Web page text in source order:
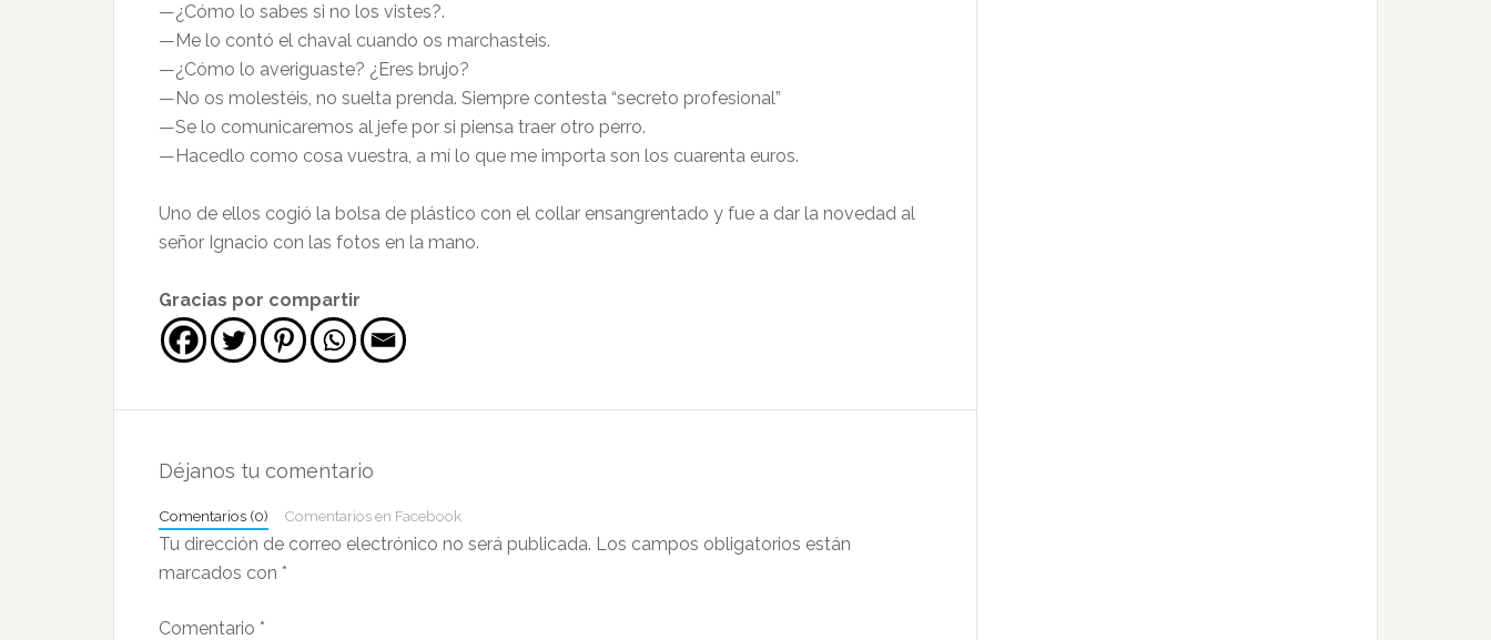
—¿Cómo lo sabes si no los vistes?.
—Me lo contó el chaval cuando os marchasteis.
—¿Cómo lo averiguaste? ¿Eres brujo?
—No os molestéis, no suelta prenda. Siempre contesta “secreto profesional”
—Se lo comunicaremos al jefe por si piensa traer otro perro.
—Hacedlo como cosa vuestra, a mí lo que me importa son los cuarenta euros.
Uno de ellos cogió la bolsa de plástico con el collar ensangrentado y fue a dar la novedad al
señor Ignacio con las fotos en la mano.
Gracias por compartir
con
lectores
Déjanos tu comentario
Comentarios (0) Comentarios en Facebook
Tu dirección de correo electrónico no será publicada. Los campos obligatorios están
marcados con *
Comentario *